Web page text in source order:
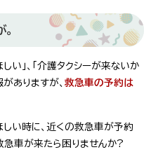
」、「介護タクシーが来ないか
ありますが、 救急車の予約は
い時に、近くの救急車が予約
急車が来たら困りませんか?